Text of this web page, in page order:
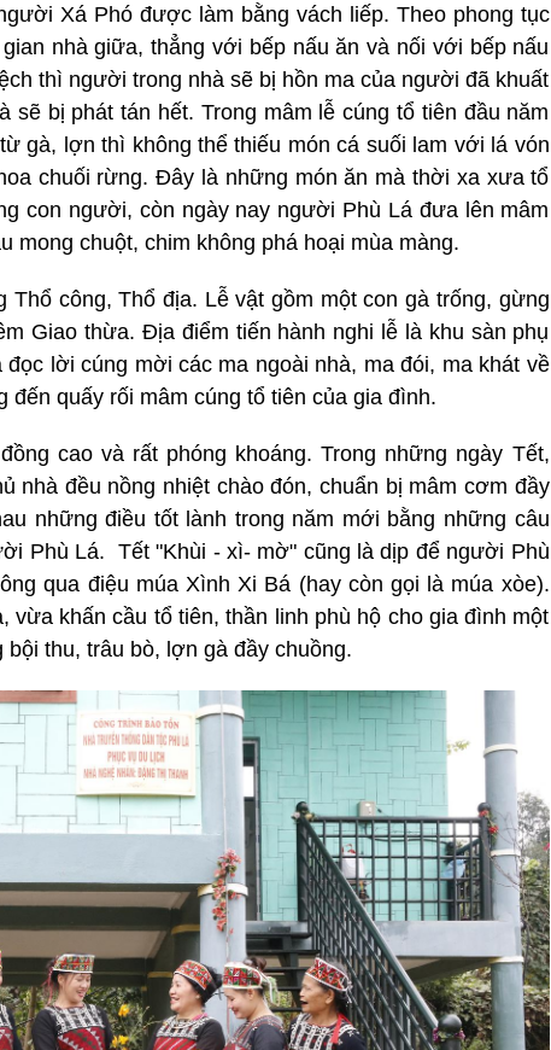
Xá Phó được làm bằng vách liếp. Theo phong tục
nhà giữa, thẳng với bếp nấu ăn và nối với bếp nấu
thì người trong nhà sẽ bị hồn ma của người đã khuất
sẽ bị phát tán hết. Trong mâm lễ cúng tổ tiên đầu năm
gà, lợn thì không thể thiếu món cá suối lam với lá vón
chuối rừng. Đây là những món ăn mà thời xa xưa tổ
con người, còn ngày nay người Phù Lá đưa lên mâm
mong chuột, chim không phá hoại mùa màng.
công, Thổ địa. Lễ vật gồm một con gà trống, gừng
Giao thừa. Địa điểm tiến hành nghi lễ là khu sàn phụ
lời cúng mời các ma ngoài nhà, ma đói, ma khát về
quấy rối mâm cúng tổ tiên của gia đình.
cao và rất phóng khoáng. Trong những ngày Tết,
nhà đều nồng nhiệt chào đón, chuẩn bị mâm cơm đầy
những điều tốt lành trong năm mới bằng những câu
Phù Lá. Tết "Khùi - xì- mờ" cũng là dịp để người Phù
qua điệu múa Xình Xi Bá (hay còn gọi là múa xòe).
khấn cầu tổ tiên, thần linh phù hộ cho gia đình một
thu, trâu bò, lợn gà đầy chuồng.